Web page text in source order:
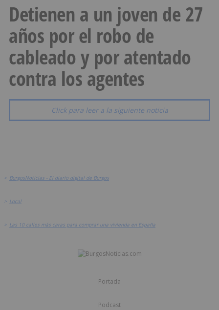
Detienen a un joven de 27
años por el robo de
cableado y por atentado
contra los agentes
Click para leer a la siguiente noticia
> BurgosNoticias - El diario digital de Burgos
> Local
> Las 10 calles más caras para comprar una vivienda en España
Portada
Podcast